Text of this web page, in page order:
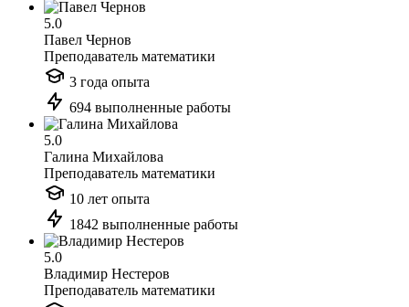
5.0
Павел Чернов
Преподаватель математики
3 года опыта
694 выполненные работы
5.0
Галина Михайлова
Преподаватель математики
10 лет опыта
1842 выполненные работы
5.0
Владимир Нестеров
Преподаватель математики